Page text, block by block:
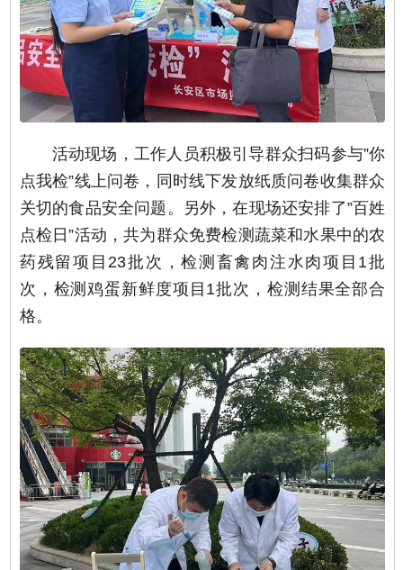
活动现场，工作人员积极引导群众扫码参与”你
点我检”线上问卷，同时线下发放纸质问卷收集群众
关切的食品安全问题。另外，在现场还安排了”百姓
点检日”活动，共为群众免费检测蔬菜和水果中的农
药残留项目23批次，检测畜禽肉注水肉项目1批
次，检测鸡蛋新鲜度项目1批次，检测结果全部合
格。